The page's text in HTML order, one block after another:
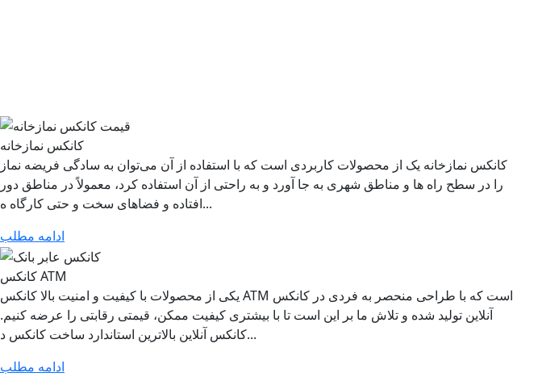
کانکس نمازخانه
کانکس نمازخانه یک از محصولات کاربردی است که با استفاده از آن می‌توان به‌ سادگی فریضه نماز
را در سطح راه‌ ها و مناطق شهری به‌ جا آورد و به‌ راحتی از آن استفاده کرد، معمولاً در مناطق دور
افتاده و فضاهای سخت و حتی کارگاه‌ ه...
ادامه مطلب
کانکس ATM
یکی از محصولات با کیفیت و امنیت بالا کانکس ATM است که با طراحی منحصر به فردی در کانکس
آنلاین تولید شده و تلاش ما بر این است تا با بیشتری کیفیت ممکن، قیمتی رقابتی را عرضه کنیم.
کانکس آنلاین بالاترین استاندارد ساخت کانکس د...
ادامه مطلب